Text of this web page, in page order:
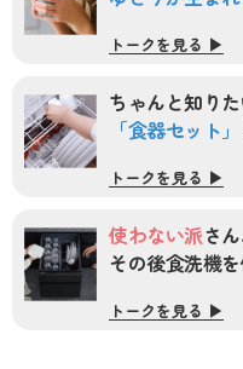
トークを見る ▶︎
ちゃんと知りた
「食器セット」
トークを見る ▶︎
使わない派さん
その後食洗機を
トークを見る ▶︎